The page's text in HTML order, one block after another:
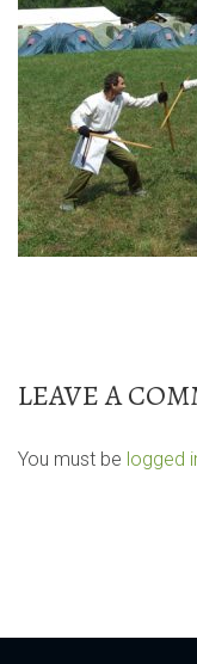
LEAVE A
You must be logged